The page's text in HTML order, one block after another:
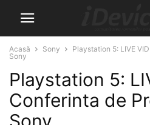
Acasă Sony
Playstation 5: LIVE
Sony
Playstation 5:
Conferinta de